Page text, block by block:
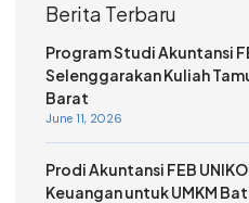
Berita Terbaru
Program Studi Akuntansi
Selenggarakan Kuliah
Barat
June 11, 2026
Prodi Akuntansi FEB
Keuangan untuk UMKM